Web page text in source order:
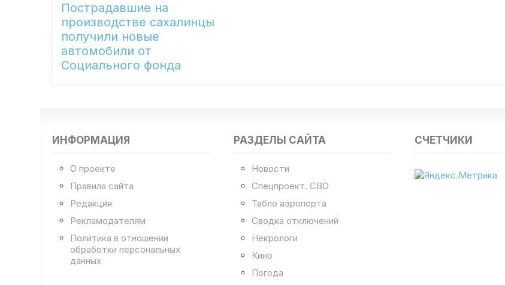
Пострадавшие на
производстве сахалинцы
получили новые
автомобили от
Социального фонда
ИНФОРМАЦИЯ
О проекте
Правила сайта
Редакция
Рекламодателям
Политика в отношении
обработки персональных
данных
РАЗДЕЛЫ САЙТА
Новости
Спецпроект. СВО
Табло аэропорта
Сводка отключений
Некрологи
Кино
Погода
СЧЕТЧИКИ